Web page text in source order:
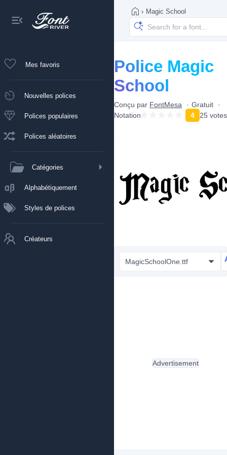
Mes favoris
Nouvelles polices
Polices populaires
Polices aléatoires
Catégories
Alphabétiquement
Styles de polices
Créateurs
› Magic School
Police Magic
School
Conçu par FontMesa
Gratuit
Notation
4 25 votes
MagicSchoolOne.ttf
Advertisement